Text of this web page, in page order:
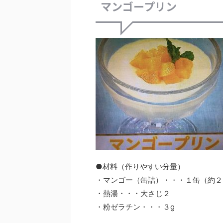
マンゴープリン
●材料（作りやすい分量）
・マンゴー（缶詰）・・・１缶（約
・熱湯・・・大さじ２
・粉ゼラチン・・・３g